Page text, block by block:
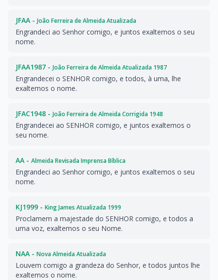
JFAA - João Ferreira de Almeida Atualizada
Engrandeci ao Senhor comigo, e juntos exaltemos o seu
nome.
JFAA1987 - João Ferreira de Almeida Atualizada 1987
Engrandecei o SENHOR comigo, e todos, à uma, lhe
exaltemos o nome.
JFAC1948 - João Ferreira de Almeida Corrigida 1948
Engrandecei ao SENHOR comigo, e juntos exaltemos o
seu nome.
AA - Almeida Revisada Imprensa Bíblica
Engrandeci ao Senhor comigo, e juntos exaltemos o seu
nome.
KJ1999 - King James Atualizada 1999
Proclamem a majestade do SENHOR comigo, e todos a
uma voz, exaltemos o seu Nome.
NAA - Nova Almeida Atualizada
Louvem comigo a grandeza do Senhor, e todos juntos lhe
exaltemos o nome.